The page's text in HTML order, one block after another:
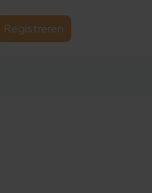
Registreren